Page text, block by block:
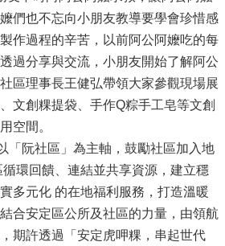
們也不忘向小朋友教導要學會珍惜感
作過程的辛苦，以前阿公阿嬤吃的每
過分享與交流，小朋友開始了解阿公
區理事長王健弘帶領大家參觀現場展
文創粿提袋、手作Q粽手工皂等文創
空間。
「阮社區」為主軸，鼓勵社區加入地
環回饋、連結並共享資源，建立穩
多元化 的在地福利服務，打造溫暖
合安定區公所及社區的力量，由領航
期許透過「安定虎呷粿，串起世代